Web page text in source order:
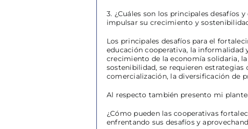
3. ¿Cuáles son los principales desafíos
impulsar su crecimiento y
Los principales desafíos para el
educación cooperativa, la informalidad
crecimiento de la economía solidaria,
sostenibilidad, se requieren
comercialización, la diversificación de
Al respecto también presento mi
¿Cómo pueden las cooperativas
enfrentando sus desafíos y